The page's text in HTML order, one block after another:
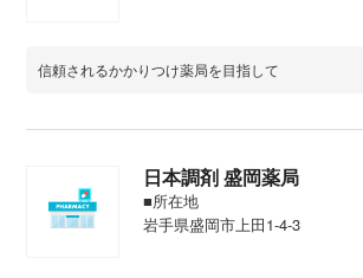
信頼されるかかりつけ薬局を目指して
日本調剤 盛岡薬局
■所在地
岩手県盛岡市上田1-4-3